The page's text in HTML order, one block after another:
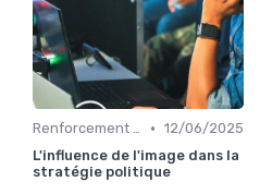
Renforcement de marque • 12/06/2025
L'influence de l'image dans la
stratégie politique